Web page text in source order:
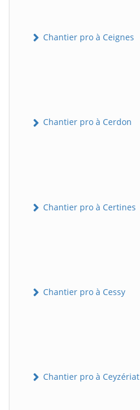
Chantier pro à Ceignes
Chantier pro à Cerdon
Chantier pro à Certines
Chantier pro à Cessy
Chantier pro à Ceyzériat